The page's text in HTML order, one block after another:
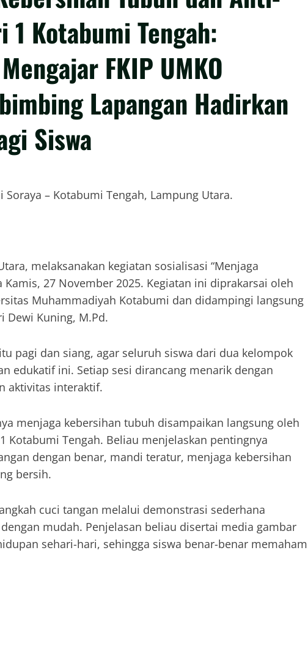
Kotabumi Tengah:
FKIP UMKO
Lapangan Hadirkan
Siswa
– Kotabumi Tengah, Lampung Utara.
melaksanakan kegiatan sosialisasi “Menjaga
27 November 2025. Kegiatan ini diprakarsai oleh
Muhammadiyah Kotabumi dan didampingi langsung
Dewi Kuning, M.Pd.
pagi dan siang, agar seluruh siswa dari dua kelompok
edukatif ini. Setiap sesi dirancang menarik dengan
aktivitas interaktif.
menjaga kebersihan tubuh disampaikan langsung oleh
Kotabumi Tengah. Beliau menjelaskan pentingnya
dengan benar, mandi teratur, menjaga kebersihan
bersih.
cuci tangan melalui demonstrasi sederhana
mudah. Penjelasan beliau disertai media gambar
sehari-hari, sehingga siswa benar-benar